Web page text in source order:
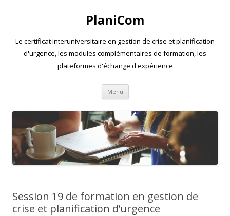
PlaniCom
Le certificat interuniversitaire en gestion de crise et planification
d'urgence, les modules complémentaires de formation, les
plateformes d'échange d'expérience
Menu Aller
contenu
Session 19 de formation en gestion de
crise et planification d’urgence